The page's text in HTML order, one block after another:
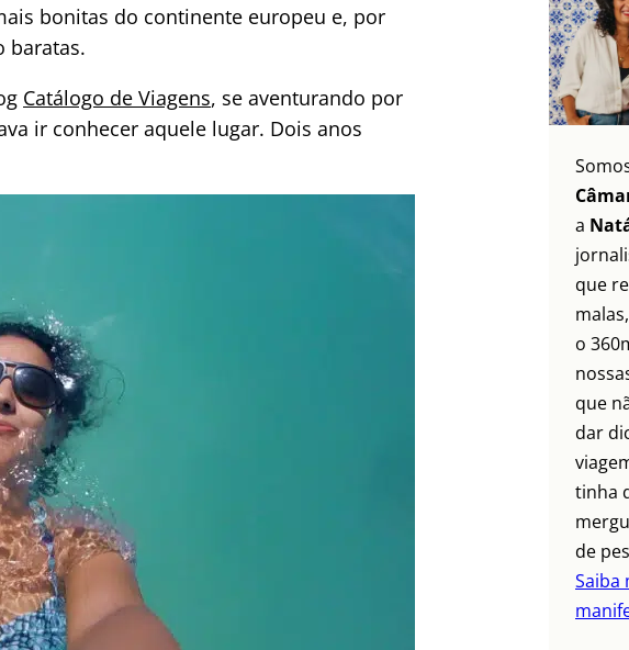
bonitas do continente europeu e, por
baratas.
Catálogo de Viagens, se aventurando por
ir conhecer aquele lugar. Dois anos
a
que
o
que
dar
tinha
de
Saiba